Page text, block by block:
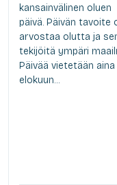
kansainvälinen oluen
päivä. Päivän tavoite
arvostaa olutta ja
tekijöitä ympäri
Päivää vietetään aina
elokuun...